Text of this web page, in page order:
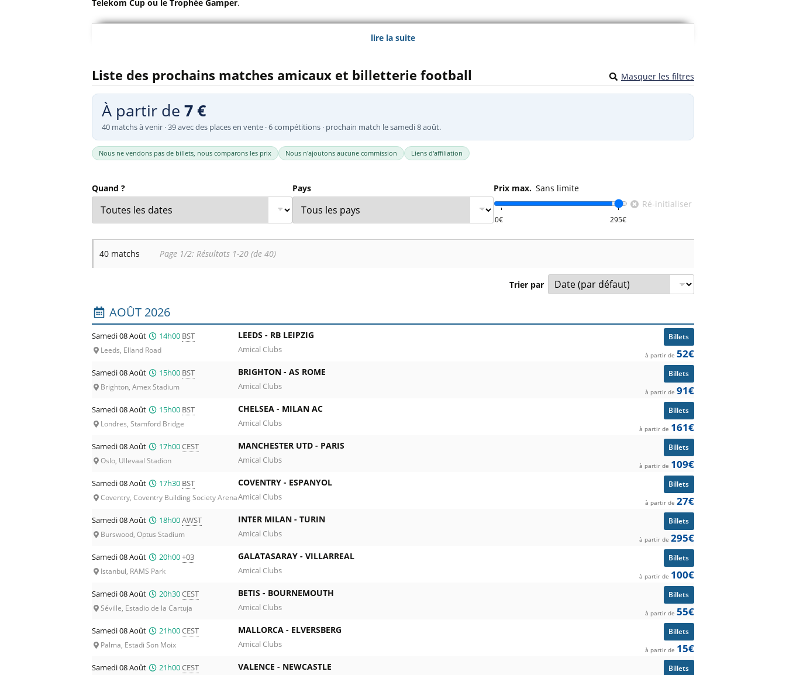
Billets Primeira Liga Portugal
Billets Eredivisie Pays-Bas
Billets Euro 2028
Séville
Munich
Telekom Cup ou le Trophée Gamper.
C'est l'occasion idéale de voir votre équipe de football préférée en action en direct depuis les tribunes. De plus, les prix des billets sont généralement
Consultez laliste des rencontres amicales et compétitions de pré-saisonet comparez dès aujourd'hui le prix des places pour un match de football.
lire la suite
Liste des prochains matches amicaux et billetterie football Masquer les filtres
À partir de 7 €
40 matchs à venir · 39 avec des places en vente · 6 compétitions · prochain match le samedi 8 août.
Nous ne vendons pas de billets, nous comparons les prix Nous n'ajoutons aucune commission Liens d'affiliation
Quand ? Pays Prix max. Sans limite
Ré-initialiser
40 matchs Page 1/2: Résultats 1-20 (de 40)
Trier par
Liste des prochains matchs. Colonne 1 : date, horaire et stade. Colonne 2 : rencontre, compétition et prix à partir de.
AOÛT 2026
Samedi 08 Août 14h00 BST
Leeds, Elland Road
Billets
LEEDS - RB LEIPZIG
Amical Clubs
à partir de 52€
Samedi 08 Août 15h00 BST
Brighton, Amex Stadium
Billets
BRIGHTON - AS ROME
Amical Clubs
à partir de 91€
Samedi 08 Août 15h00 BST
Londres, Stamford Bridge
Billets
CHELSEA - MILAN AC
Amical Clubs
à partir de 161€
Samedi 08 Août 17h00CEST
Oslo, Ullevaal Stadion
Billets
MANCHESTER UTD - PARIS
Amical Clubs
à partir de 109€
Samedi 08 Août 17h30 BST
Coventry, Coventry Building Society Arena
Billets
COVENTRY - ESPANYOL
Amical Clubs
à partir de 27€
Samedi 08 Août 18h00AWST
Burswood, Optus Stadium
Billets
INTER MILAN - TURIN
Amical Clubs
à partir de 295€
Samedi 08 Août 20h00+03
Istanbul, RAMS Park
Billets
GALATASARAY - VILLARREAL
Amical Clubs
à partir de 100€
Samedi 08 Août 20h30CEST
Séville, Estadio de la Cartuja
Billets
BETIS - BOURNEMOUTH
Amical Clubs
à partir de 55€
Samedi 08 Août 21h00CEST
Palma, Estadi Son Moix
Billets
MALLORCA - ELVERSBERG
Amical Clubs
à partir de 15€
Samedi 08 Août 21h00CEST Billets
VALENCE - NEWCASTLE